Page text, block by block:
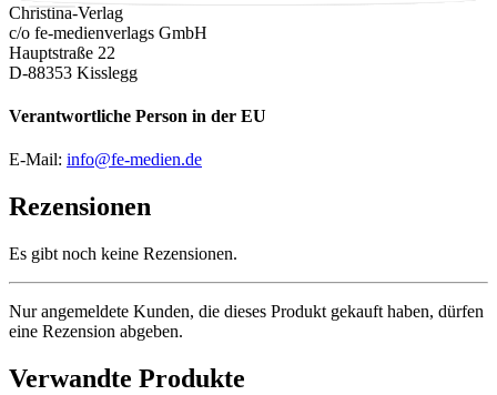
Christina-Verlag
c/o fe-medienverlags GmbH
Hauptstraße 22
D-88353 Kisslegg
Verantwortliche Person in der EU
E-Mail: info@fe-medien.de
Rezensionen
Es gibt noch keine Rezensionen.
Nur angemeldete Kunden, die dieses Produkt gekauft haben, dürfen
eine Rezension abgeben.
Verwandte Produkte